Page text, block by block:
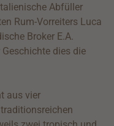
Abfüller
Rum-Vorreiters Luca
Broker E.A.
dies die
aus vier